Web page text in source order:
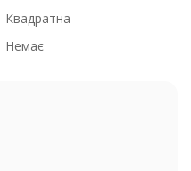
Квадратна
Немає